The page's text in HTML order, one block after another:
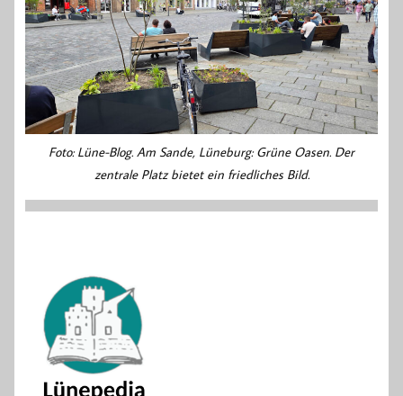
Foto: Lüne-Blog. Am Sande, Lüneburg: Grüne Oasen. Der
zentrale Platz bietet ein friedliches Bild.